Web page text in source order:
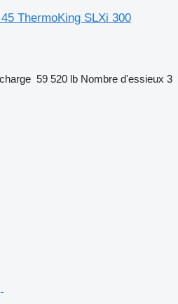
ThermoKing SLXi 300
59 520 lb Nombre d'essieux 3